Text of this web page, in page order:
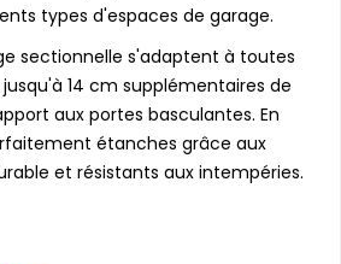
types d'espaces de garage.
sectionnelle s'adaptent à toutes
14 cm supplémentaires de
aux portes basculantes. En
étanches grâce aux
et résistants aux intempéries.